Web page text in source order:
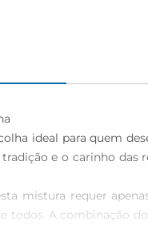
ideal para quem
e o carinho
mistura requer
todos. A combinação